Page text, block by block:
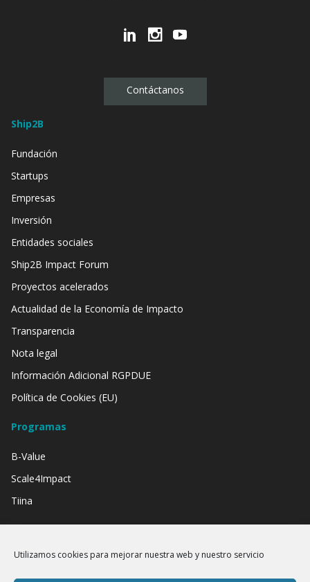
Utilizamos cookies para mejorar nuestra web y nuestro servicio
Contáctanos
Ship2B
Fundación
Startups
Empresas
Inversión
Entidades sociales
Ship2B Impact Forum
Proyectos acelerados
Actualidad de la Economía de Impacto
Transparencia
Nota legal
Información Adicional RGPDUE
Política de Cookies (EU)
Programas
B-Value
Scale4Impact
Tiina